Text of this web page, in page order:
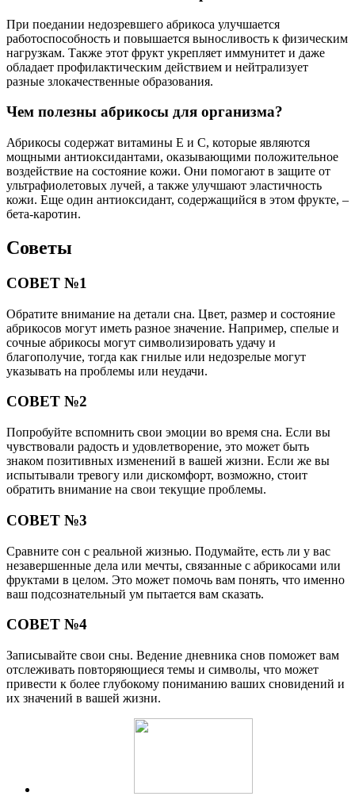
При поедании недозревшего абрикоса улучшается
работоспособность и повышается выносливость к физическим
нагрузкам. Также этот фрукт укрепляет иммунитет и даже
обладает профилактическим действием и нейтрализует
разные злокачественные образования.
Чем полезны абрикосы для организма?
Абрикосы содержат витамины Е и С, которые являются
мощными антиоксидантами, оказывающими положительное
воздействие на состояние кожи. Они помогают в защите от
ультрафиолетовых лучей, а также улучшают эластичность
кожи. Еще один антиоксидант, содержащийся в этом фрукте, –
бета-каротин.
Советы
СОВЕТ №1
Обратите внимание на детали сна. Цвет, размер и состояние
абрикосов могут иметь разное значение. Например, спелые и
сочные абрикосы могут символизировать удачу и
благополучие, тогда как гнилые или недозрелые могут
указывать на проблемы или неудачи.
СОВЕТ №2
Попробуйте вспомнить свои эмоции во время сна. Если вы
чувствовали радость и удовлетворение, это может быть
знаком позитивных изменений в вашей жизни. Если же вы
испытывали тревогу или дискомфорт, возможно, стоит
обратить внимание на свои текущие проблемы.
СОВЕТ №3
Сравните сон с реальной жизнью. Подумайте, есть ли у вас
незавершенные дела или мечты, связанные с абрикосами или
фруктами в целом. Это может помочь вам понять, что именно
ваш подсознательный ум пытается вам сказать.
СОВЕТ №4
Записывайте свои сны. Ведение дневника снов поможет вам
отслеживать повторяющиеся темы и символы, что может
привести к более глубокому пониманию ваших сновидений и
их значений в вашей жизни.